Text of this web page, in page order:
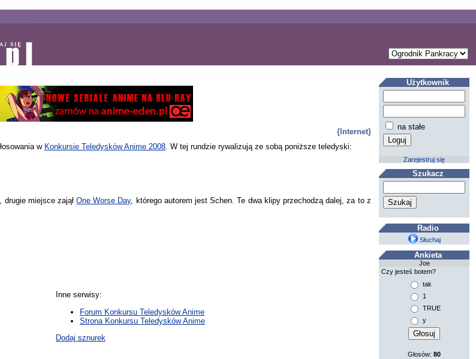
{Internet}
w Konkursie Teledysków Anime 2008. W tej rundzie rywalizują ze sobą poniższe teledyski:
drugie miejsce zająłOne Worse Day, którego autorem jest Schen. Te dwa klipy przechodzą dalej, za to z
Inne serwisy:
Forum Konkursu Teledysków Anime
Strona Konkursu Teledysków Anime
Dodaj sznurek
Użytkownik
na stałe
Zarejestruj się
Szukacz
Radio
Słuchaj
Ankieta
Joe
Czy jesteś botem?
tak
1
TRUE
y
Głosów:80